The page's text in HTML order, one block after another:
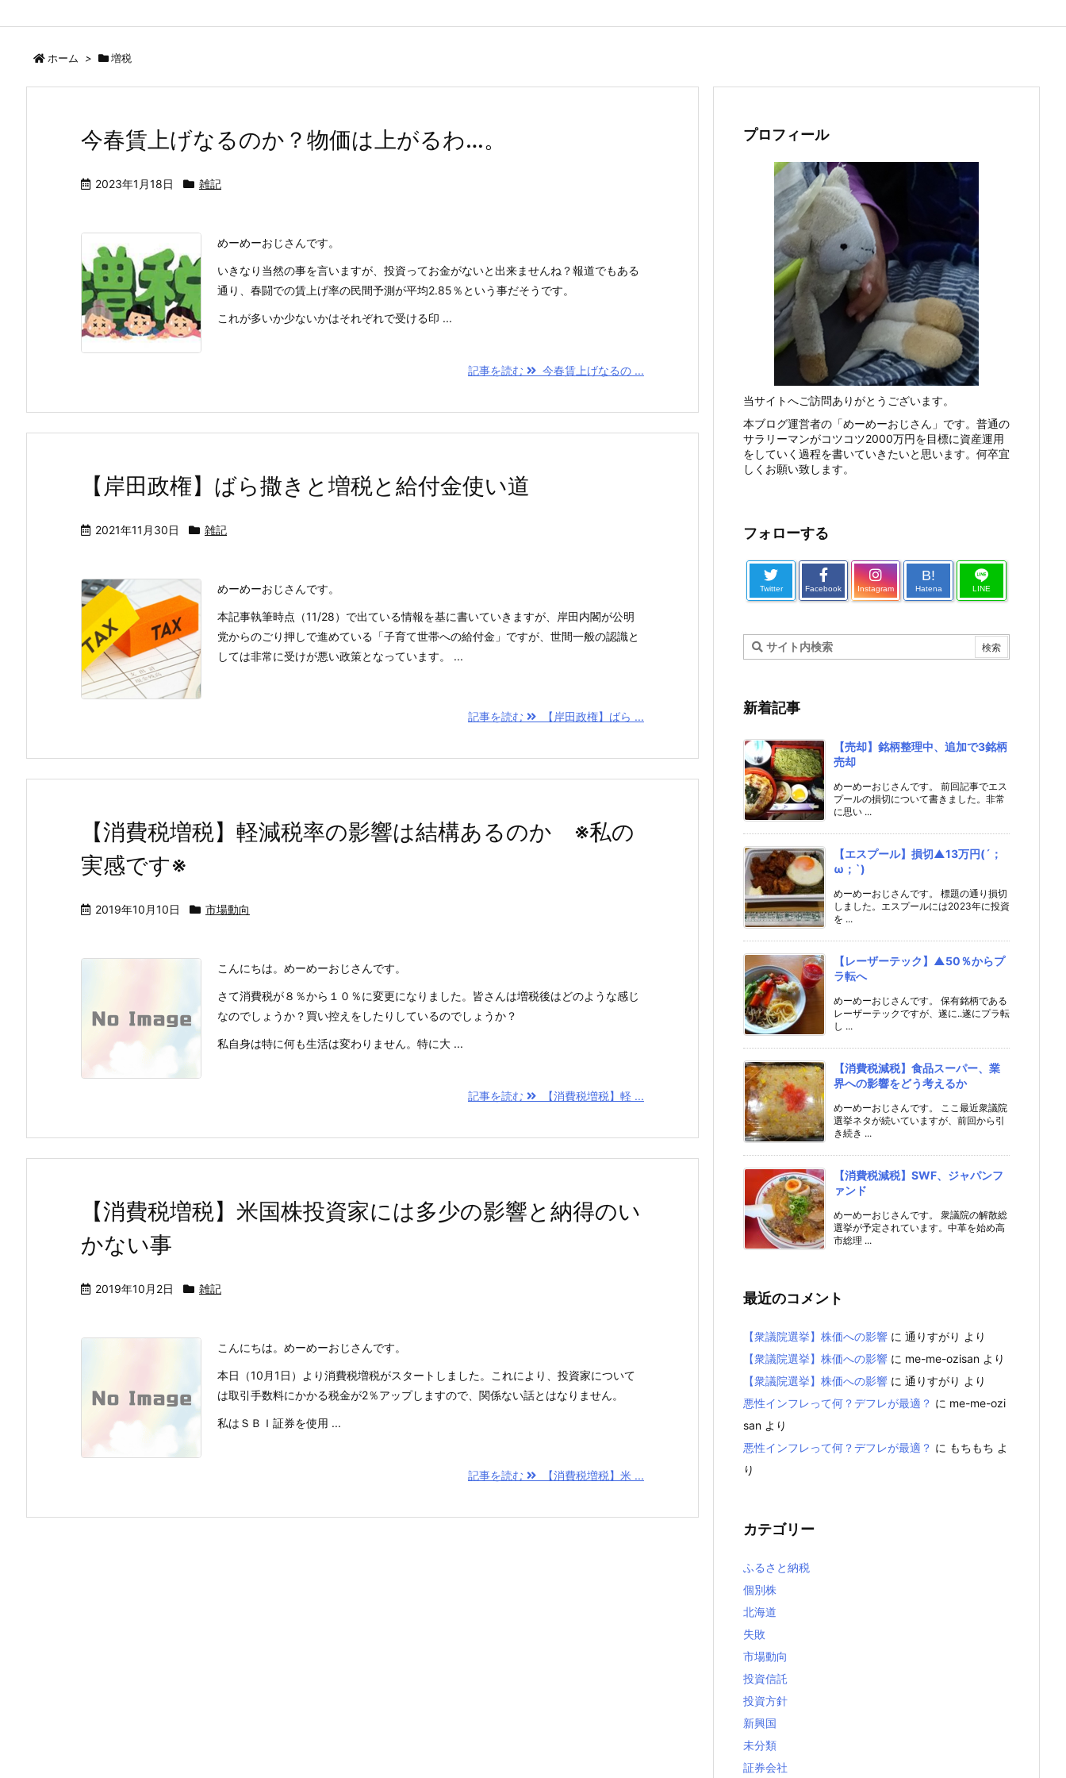
ホーム > 増税
今春賃上げなるのか？物価は上がるわ…。
2023年1月18日 雑記
めーめーおじさんです。
いきなり当然の事を言いますが、投資ってお金がないと出来ませんね？報道でもある
通り、春闘での賃上げ率の民間予測が平均2.85％という事だそうです。
これが多いか少ないかはそれぞれで受ける印 ...
記事を読む 今春賃上げなるの ...
【岸田政権】ばら撒きと増税と給付金使い道
2021年11月30日 雑記
めーめーおじさんです。
本記事執筆時点（11/28）で出ている情報を基に書いていきますが、岸田内閣が公明
党からのごり押しで進めている「子育て世帯への給付金」ですが、世間一般の認識と
しては非常に受けが悪い政策となっています。 ...
記事を読む 【岸田政権】ばら ...
【消費税増税】軽減税率の影響は結構あるのか ※私の
実感です※
2019年10月10日 市場動向
こんにちは。めーめーおじさんです。
さて消費税が８％から１０％に変更になりました。皆さんは増税後はどのような感じ
なのでしょうか？買い控えをしたりしているのでしょうか？
私自身は特に何も生活は変わりません。特に大 ...
記事を読む 【消費税増税】軽 ...
【消費税増税】米国株投資家には多少の影響と納得のい
かない事
2019年10月2日 雑記
こんにちは。めーめーおじさんです。
本日（10月1日）より消費税増税がスタートしました。これにより、投資家について
は取引手数料にかかる税金が2％アップしますので、関係ない話とはなりません。
私はＳＢＩ証券を使用 ...
記事を読む 【消費税増税】米 ...
プロフィール
当サイトへご訪問ありがとうございます。
本ブログ運営者の「めーめーおじさん」です。普通の
サラリーマンがコツコツ2000万円を目標に資産運用
をしていく過程を書いていきたいと思います。何卒宜
しくお願い致します。
フォローする
Twitter Facebook Instagram
B!
Hatena LINE
新着記事
【売却】銘柄整理中、追加で3銘柄
売却
めーめーおじさんです。 前回記事でエス
プールの損切について書きました。非常
に思い ...
【エスプール】損切▲13万円(´；
ω；`)
めーめーおじさんです。 標題の通り損切
しました。エスプールには2023年に投資
を ...
【レーザーテック】▲50％からプ
ラ転へ
めーめーおじさんです。 保有銘柄である
レーザーテックですが、遂に..遂にプラ転
し ...
【消費税減税】食品スーパー、業
界への影響をどう考えるか
めーめーおじさんです。 ここ最近衆議院
選挙ネタが続いていますが、前回から引
き続き ...
【消費税減税】SWF、ジャパンフ
ァンド
めーめーおじさんです。 衆議院の解散総
選挙が予定されています。中革を始め高
市総理 ...
最近のコメント
【衆議院選挙】株価への影響 に 通りすがり より
【衆議院選挙】株価への影響 に me-me-ozisan より
【衆議院選挙】株価への影響 に 通りすがり より
悪性インフレって何？デフレが最適？ に me-me-ozi
san より
悪性インフレって何？デフレが最適？ に もちもち よ
り
カテゴリー
ふるさと納税
個別株
北海道
失敗
市場動向
投資信託
投資方針
新興国
未分類
証券会社